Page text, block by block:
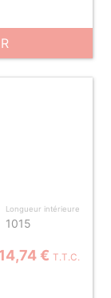
Longueur intérieure
1015
14,74 € T.T.C.